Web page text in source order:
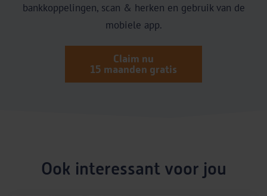
bankkoppelingen, scan & herken en gebruik van de
mobiele app.
Claim nu
15 maanden gratis
Ook interessant voor jou